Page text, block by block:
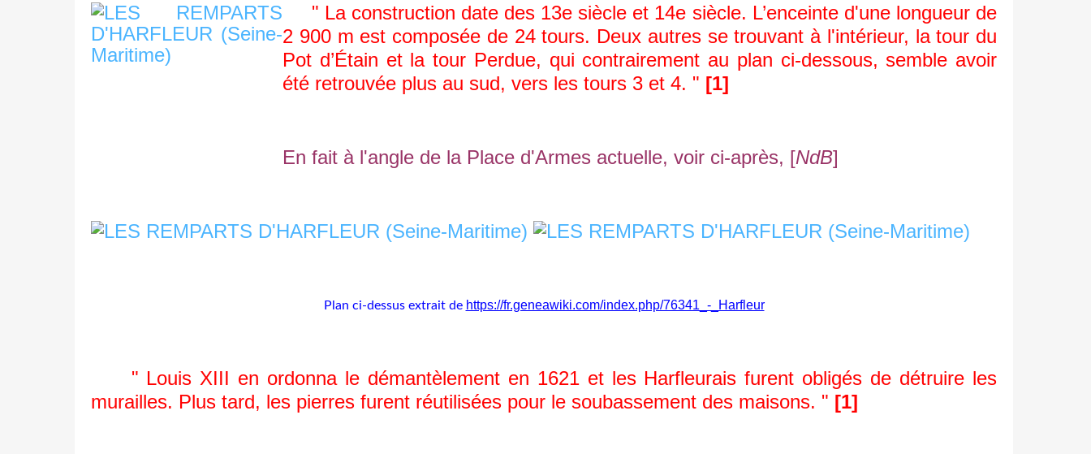
" La construction date des 13e siècle et 14e siècle. L’enceinte d'une longueur de
2 900 m est composée de 24 tours. Deux autres se trouvant à l'intérieur, la tour du
Pot d’Étain et la tour Perdue, qui contrairement au plan ci-dessous, semble avoir
été retrouvée plus au sud, vers les tours 3 et 4. " [1]
En fait à l'angle de la Place d'Armes actuelle, voir ci-après, [NdB]
Plan ci-dessus extrait de https://fr.geneawiki.com/index.php/76341_-_Harfleur
" Louis XIII en ordonna le démantèlement en 1621 et les Harfleurais furent obligés de détruire les
murailles. Plus tard, les pierres furent réutilisées pour le soubassement des maisons. " [1]